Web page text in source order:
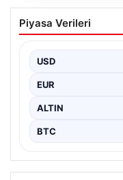
Gözler
başkanından
{"title": "İstanbul'da
dönemde yaşanan
Piyasa Verileri
USD
EUR
ALTIN
BTC